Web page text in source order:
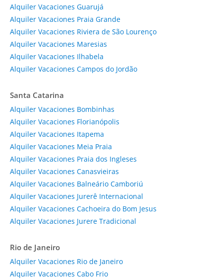
Alquiler Vacaciones Guarujá
Alquiler Vacaciones Praia Grande
Alquiler Vacaciones Riviera de São Lourenço
Alquiler Vacaciones Maresias
Alquiler Vacaciones Ilhabela
Alquiler Vacaciones Campos do Jordão
Santa Catarina
Alquiler Vacaciones Bombinhas
Alquiler Vacaciones Florianópolis
Alquiler Vacaciones Itapema
Alquiler Vacaciones Meia Praia
Alquiler Vacaciones Praia dos Ingleses
Alquiler Vacaciones Canasvieiras
Alquiler Vacaciones Balneário Camboriú
Alquiler Vacaciones Jurerê Internacional
Alquiler Vacaciones Cachoeira do Bom Jesus
Alquiler Vacaciones Jurere Tradicional
Rio de Janeiro
Alquiler Vacaciones Rio de Janeiro
Alquiler Vacaciones Cabo Frio